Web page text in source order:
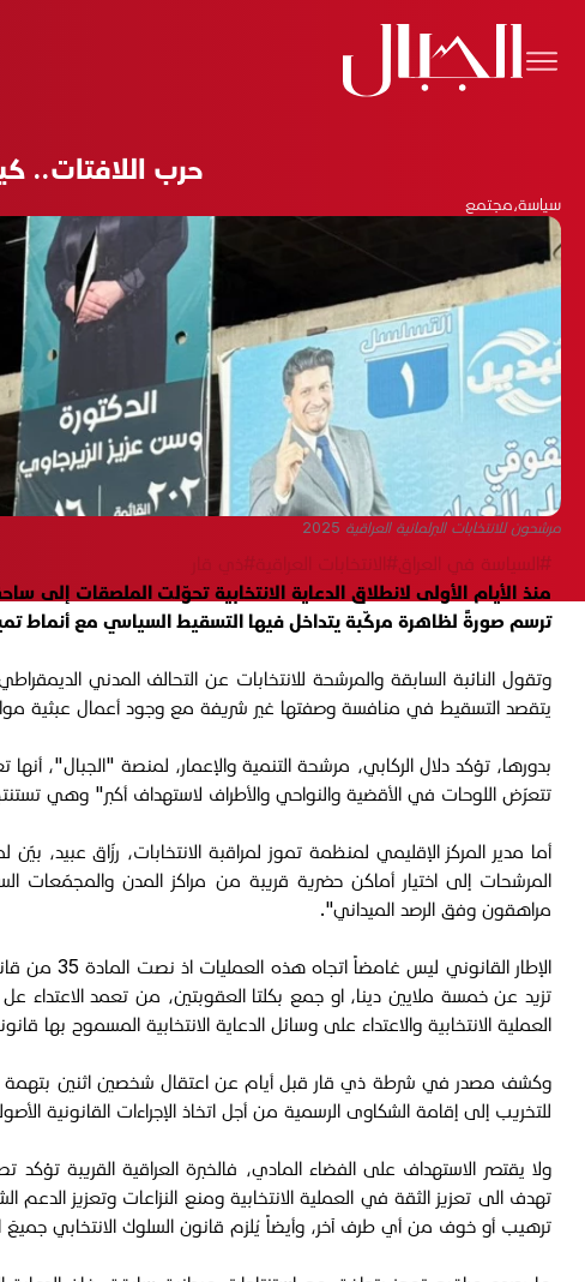
حرب اللافتات..
سياسة،مجتمع
مرشحون للانتخابات البرلمانية العراقية 2025
#السياسة في العراق#الانتخابات العراقية#ذي قار
منذ الأيام الأولى لانطلاق الدعاية الانتخابية تحوّلت الملصقات
ترسم صورةً لظاهرة مركّبة يتداخل فيها التسقيط السياسي مع أنماط
وتقول النائبة السابقة والمرشحة للانتخابات عن التحالف المدني
يتقصد التسقيط في منافسة وصفتها غير شريفة مع وجود أعمال عبثية
بدورها، تؤكد دلال الركابي، مرشحة التنمية والإعمار، لمنصة "الجبال"،
تتعرّض اللوحات في الأقضية والنواحي والأطراف لاستهداف أكبر" وهي
أما مدير المركز الإقليمي لمنظمة تموز لمراقبة الانتخابات، رزّاق
المرشحات إلى اختيار أماكن حضرية قريبة من مراكز المدن والمجمّعات
مراهقون وفق الرصد الميداني".
تزيد عن خمسة ملايين دينا، او جمع بكلتا العقوبتين، من تعمد الاعتداء
العملية الانتخابية والاعتداء على وسائل الدعاية الانتخابية المسموح بها
وكشف مصدر في شرطة ذي قار قبل أيام عن اعتقال شخصين اثنين بتهمة
للتخريب إلى إقامة الشكاوى الرسمية من أجل اتخاذ الإجراءات القانونية
تهدف الى تعزيز الثقة في العملية الانتخابية ومنع النزاعات وتعزيز الدعم
ترهيب أو خوف من أي طرف آخر، وأيضاً يُلزم قانون السلوك الانتخابي جميعَ